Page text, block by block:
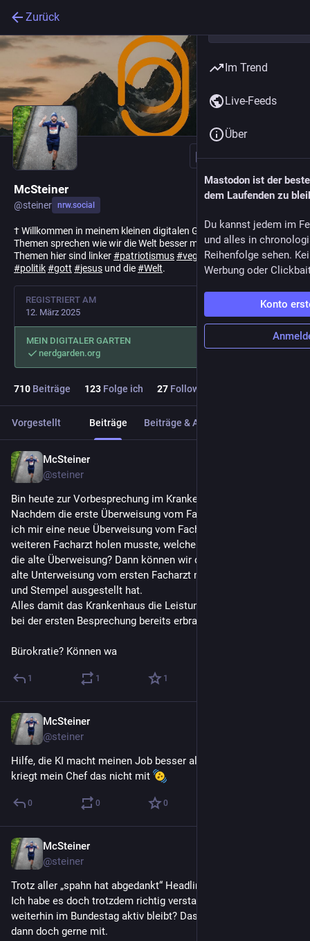
Zurück
Folgen
McSteiner
@steiner nrw.social
​† Willkommen in meinem kleinen digitalen Garten. Lasst uns über
Themen sprechen wie wir die Welt besser machen können. Meine
Themen hier sind linker#patriotismus#vegan#wirtschaft #nerd
#politik#gott #jesus und die#Welt.
REGISTRIERT AM
12. März 2025
MEIN DIGITALER GARTEN
nerdgarden.org
710 Beiträge 123 Folge ich 27 Follower
Vorgestellt Beiträge Beiträge & Antworten
McSteiner
@steiner
Bin heute zur Vorbesprechung im Krankenhaus…
Nachdem die erste Überweisung vom Facharzt falsch war und
ich mir eine neue Überweisung vom Facharzt für einen
weiteren Facharzt holen musste, welcher mir mit „haben sie
die alte Überweisung? Dann können wir die übernehmen“ die
alte Unterweisung vom ersten Facharzt mit neuer Unterschrift
und Stempel ausgestellt hat.
Alles damit das Krankenhaus die Leistung abrechnen kann, die
bei der ersten Besprechung bereits erbracht wurden.
Bürokratie? Können wa
1 1 1
McSteiner
@steiner
Hilfe, die KI macht meinen Job besser als ich. Hoffentlich
kriegt mein Chef das nicht mit
0 0 0
McSteiner
@steiner
Trotz aller „spahn hat abgedankt“ Headlines…
Ich habe es doch trotzdem richtig verstanden, dass er
weiterhin im Bundestag aktiv bleibt? Das Geld nimmt man
dann doch gerne mit.
Im Trend
Live-Feeds
Über
Mastodon ist der
dem Laufenden zu
Du kannst jedem im
und alles in
Reihenfolge sehen.
Werbung oder
Konto